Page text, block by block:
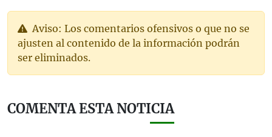
Aviso: Los comentarios ofensivos o que no se
ajusten al contenido de la información podrán
ser eliminados.
COMENTA ESTA NOTICIA